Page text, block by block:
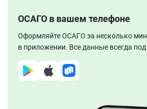
ОСАГО в вашем телефоне
Оформляйте ОСАГО за несколько
в приложении. Все данные всегда под